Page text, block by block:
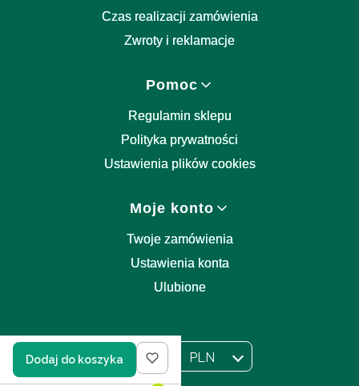
Czas realizacji zamówienia
Zwroty i reklamacje
Pomoc
Regulamin sklepu
Polityka prywatności
Ustawienia plików cookies
Moje konto
Twoje zamówienia
Ustawienia konta
Ulubione
Wybrany język:
PL
polski Wybrana waluta:
PLN
Dodaj do koszyka